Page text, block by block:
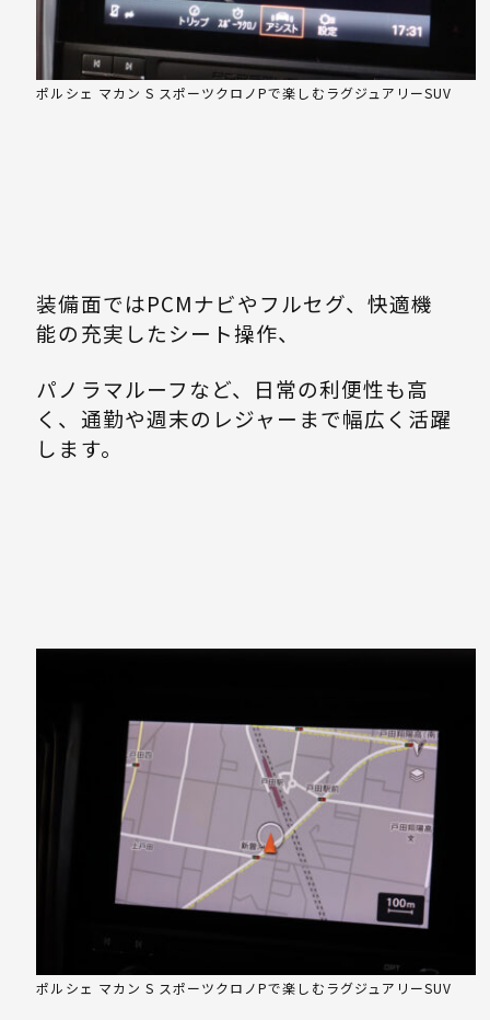
ポルシェ マカン S スポーツクロノPで楽しむラグジュアリーSUV
装備面ではPCMナビやフルセグ、快適機
能の充実したシート操作、
パノラマルーフなど、日常の利便性も高
く、通勤や週末のレジャーまで幅広く活躍
します。
ポルシェ マカン S スポーツクロノPで楽しむラグジュアリーSUV